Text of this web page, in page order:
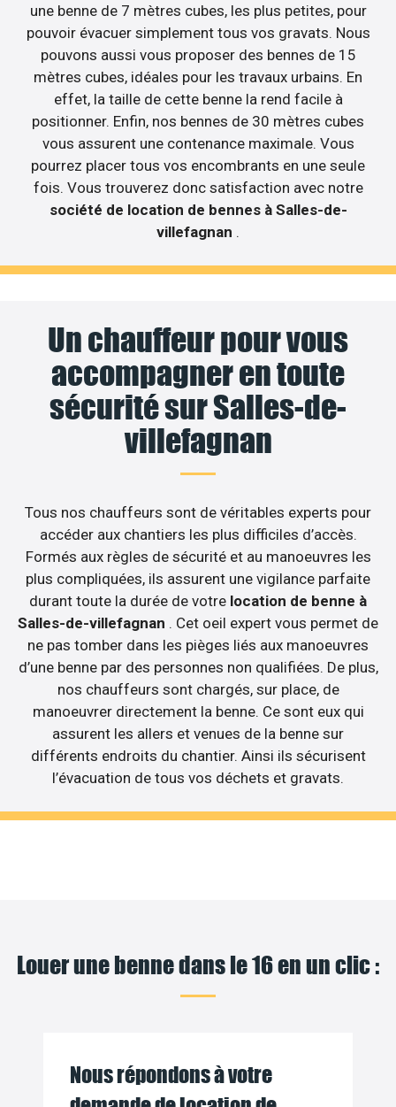
une benne de 7 mètres cubes, les plus petites, pour
pouvoir évacuer simplement tous vos gravats. Nous
pouvons aussi vous proposer des bennes de 15
mètres cubes, idéales pour les travaux urbains. En
effet, la taille de cette benne la rend facile à
positionner. Enfin, nos bennes de 30 mètres cubes
vous assurent une contenance maximale. Vous
pourrez placer tous vos encombrants en une seule
fois. Vous trouverez donc satisfaction avec notre
société de location de bennes à Salles-de-
villefagnan .
Un chauffeur pour vous
accompagner en toute
sécurité sur Salles-de-
villefagnan
Tous nos chauffeurs sont de véritables experts pour
accéder aux chantiers les plus difficiles d’accès.
Formés aux règles de sécurité et au manoeuvres les
plus compliquées, ils assurent une vigilance parfaite
durant toute la durée de votre location de benne à
Salles-de-villefagnan . Cet oeil expert vous permet de
ne pas tomber dans les pièges liés aux manoeuvres
d’une benne par des personnes non qualifiées. De plus,
nos chauffeurs sont chargés, sur place, de
manoeuvrer directement la benne. Ce sont eux qui
assurent les allers et venues de la benne sur
différents endroits du chantier. Ainsi ils sécurisent
l’évacuation de tous vos déchets et gravats.
Louer une benne dans le 16 en un clic :
Nous répondons à votre